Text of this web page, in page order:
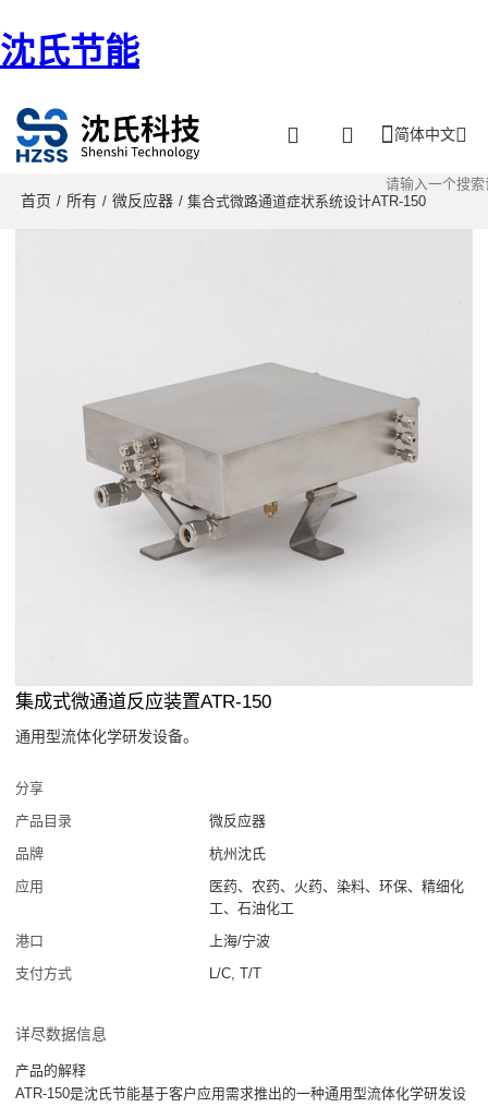
沈氏节能
简体中文
首页 / 所有 / 微反应器 / 集合式微路通道症状系统设计ATR-150
集成式微通道反应装置ATR-150
通用型流体化学研发设备。
分享
产品目录
微反应器
品牌
杭州沈氏
应用
医药、农药、火药、染料、环保、精细化
工、石油化工
港口
上海/宁波
支付方式
L/C, T/T
详尽数据信息
产品的解释
ATR-150是沈氏节能基于客户应用需求推出的一种通用型流体化学研发设